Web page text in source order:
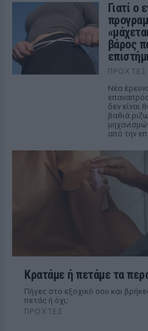
Γιατί ο
βάρος
ΠΡΟΧΤΈΣ
Νέα
δεν είναι
βαθιά
από την
Κρατάμε ή πετάμε τα
Πήγες στο εξοχικό σου και
πετάς ή όχι;
ΠΡΟΧΤΈΣ